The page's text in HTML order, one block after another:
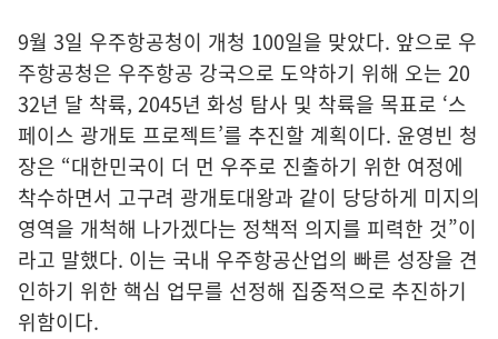
9월 3일 우주항공청이 개청 100일을 맞았다. 앞으로 우
주항공청은 우주항공 강국으로 도약하기 위해 오는 20
32년 달 착륙, 2045년 화성 탐사 및 착륙을 목표로 ‘스
페이스 광개토 프로젝트’를 추진할 계획이다. 윤영빈 청
장은 “대한민국이 더 먼 우주로 진출하기 위한 여정에
착수하면서 고구려 광개토대왕과 같이 당당하게 미지의
영역을 개척해 나가겠다는 정책적 의지를 피력한 것”이
라고 말했다. 이는 국내 우주항공산업의 빠른 성장을 견
인하기 위한 핵심 업무를 선정해 집중적으로 추진하기
위함이다.